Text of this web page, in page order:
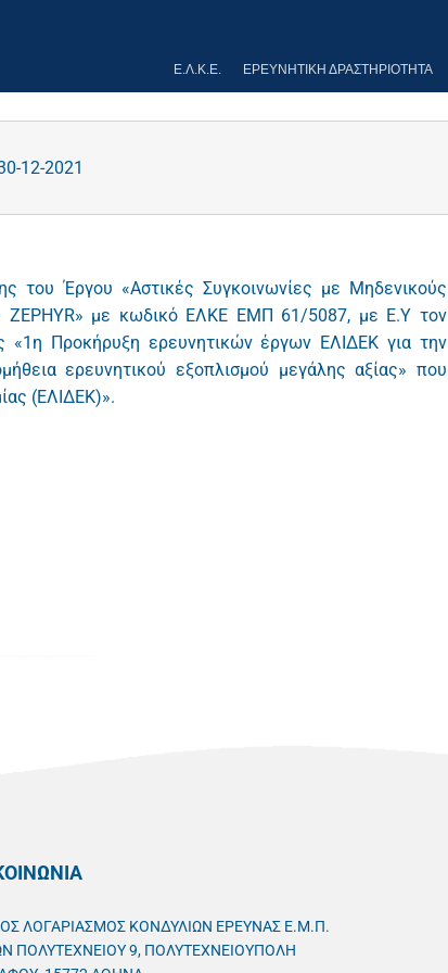
Ε.Λ.Κ.Ε. ΕΡΕΥΝΗΤΙΚΉ ΔΡΑΣΤΗΡΙΌΤΗΤΑ
12-2021
του Έργου «Αστικές Συγκοινωνίες με Μηδενικούς
ZEPHYR» με κωδικό ΕΛΚΕ ΕΜΠ 61/5087, με Ε.Υ τον
Προκήρυξη ερευνητικών έργων ΕΛΙΔΕΚ για την
ερευνητικού εξοπλισμού μεγάλης αξίας» που
(ΕΛΙΔΕΚ)».
ΛΟΓΑΡΙΑΣΜΟΣ ΚΟΝΔΥΛΙΩΝ ΕΡΕΥΝΑΣ Ε.Μ.Π.
ΠΟΛΥΤΕΧΝΕΙΟΥ 9, ΠΟΛΥΤΕΧΝΕΙΟΥΠΟΛΗ